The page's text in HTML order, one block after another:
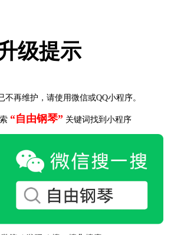
级提示
不再维护，请使用微信或QQ小程序。
“自由钢琴” 关键词找到小程序